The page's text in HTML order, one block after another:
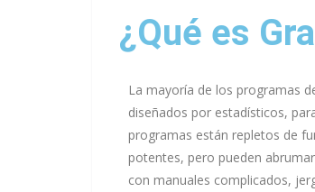
¿Qué es
La mayoría de los programas
diseñados por estadísticos,
programas están repletos de
potentes, pero pueden
con manuales complicados,